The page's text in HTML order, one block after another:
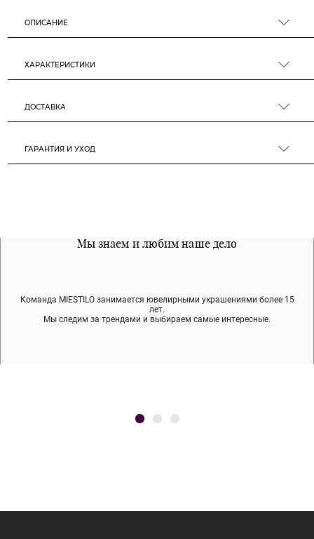
ОПИСАНИЕ
ХАРАКТЕРИСТИКИ
ДОСТАВКА
ГАРАНТИЯ И УХОД
Мы знаем и любим наше дело
Команда MIESTILO занимается ювелирными украшениями более 15
лет.
Мы следим за трендами и выбираем самые интересные.
Все наши материалы гипоалергенны
Мы используем покрытие (родий, ювелирный сплав), которое не
содержит никеля и свинца — это исключает аллергию.
Примерка перед покупкой
Во время доставки спокойно примеряйте украшения, выбирайте те,
что вам нравятся, остальные заберёт курьер.